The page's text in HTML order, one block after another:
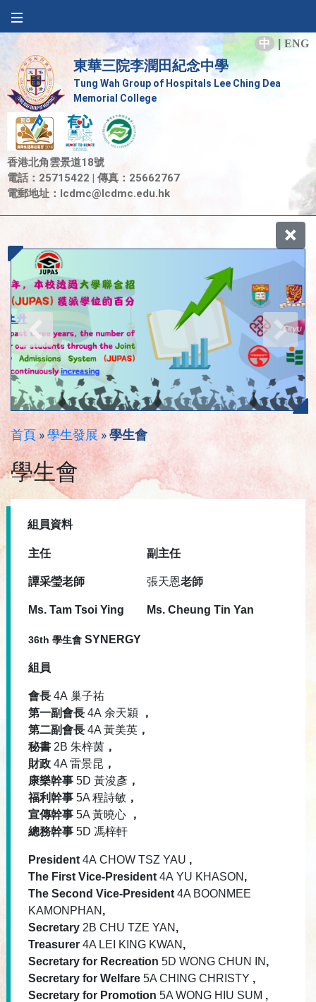
中 ENG
東華三院李潤田紀念中學
Tung Wah Group of Hospitals Lee Ching Dea
Memorial College
香港北角雲景道18號
電話：25715422 | 傳真：25662767
電郵地址： lcdmc@lcdmc.edu.hk
首頁»學生發展»學生會
學生會
組員資料
主任
譚采瑩老師
Ms. Tam Tsoi Ying
副 主任
張天恩老師
Ms. Cheung Tin Yan
36th 學生會 SYNERGY
組員
會長 4A 巢子祐
第一副會長 4A 余天穎
，
第二副會長 4A 黃美英 ，
秘書 2B 朱梓茵 ，
財政 4A 雷景昆 ，
康樂幹事 5D 黃浚彥 ，
福利幹事 5A 程詩敏 ，
宣傳幹事 5A 黃曉心 ，
總務幹事 5D 馮梓軒
President 4A CHOW TSZ YAU ,
The First Vice-President 4A YU KHASON ,
The Second Vice-President 4A BOONMEE
KAMONPHAN ,
Secretary 2B CHU TZE YAN ,
Treasurer 4A LEI KING KWAN ,
Secretary for Recreation 5D WONG CHUN IN ,
Secretary for Welfare 5A CHING CHRISTY ,
Secretary for Promotion 5A WONG HIU SUM ,